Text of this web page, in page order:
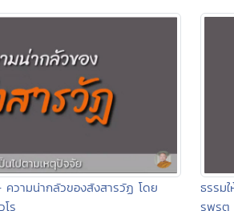
วามน่ากลัวของสังสารวัฏ โดย
ร
ธรรม
รพรต